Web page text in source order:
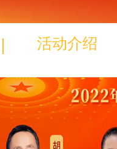
活动介绍